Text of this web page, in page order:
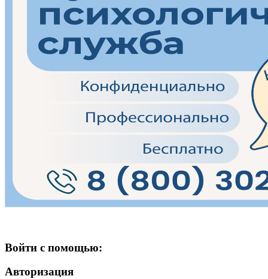
Войти с помощью:
Авторизация